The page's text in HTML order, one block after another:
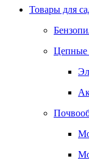
Товары для